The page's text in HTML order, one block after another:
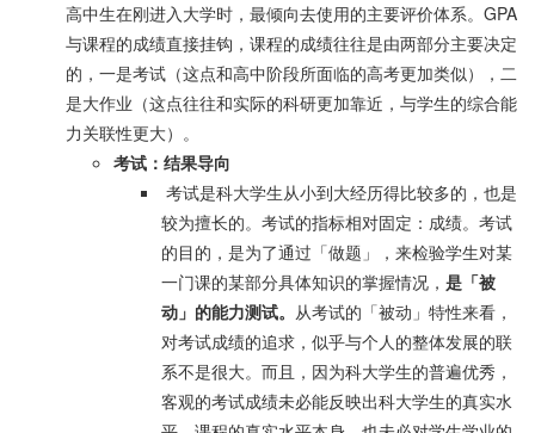
高中生在刚进入大学时，最倾向去使用的主要评价体系。GPA
与课程的成绩直接挂钩，课程的成绩往往是由两部分主要决定
的，一是考试（这点和高中阶段所面临的高考更加类似），二
是大作业（这点往往和实际的科研更加靠近，与学生的综合能
力关联性更大）。
考试：结果导向
考试是科大学生从小到大经历得比较多的，也是
较为擅长的。考试的指标相对固定：成绩。考试
的目的，是为了通过「做题」，来检验学生对某
一门课的某部分具体知识的掌握情况， 是「被
动」的能力测试。 从考试的「被动」特性来看，
对考试成绩的追求，似乎与个人的整体发展的联
系不是很大。而且，因为科大学生的普遍优秀，
客观的考试成绩未必能反映出科大学生的真实水